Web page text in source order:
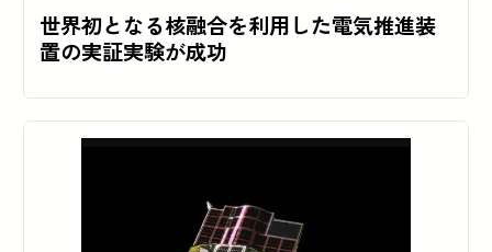
世界初となる核融合を利用した電気推進装
置の実証実験が成功